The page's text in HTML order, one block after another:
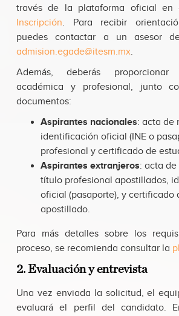
través de la plataforma oficial en
Inscripción. Para recibir
puedes contactar a un asesor
admision.egade@itesm.mx.
Además, deberás
académica y profesional, junto
documentos:
Aspirantes nacionales: acta de
identificación oficial (INE o
profesional y certificado de
Aspirantes extranjeros: acta
título profesional apostillados,
oficial (pasaporte), y certificado
apostillado.
Para más detalles sobre los
proceso, se recomienda consultar la
2. Evaluación y entrevista
Una vez enviada la solicitud, el
evaluará el perfil del candidato.